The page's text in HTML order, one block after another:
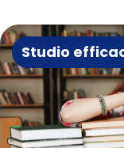
Studio